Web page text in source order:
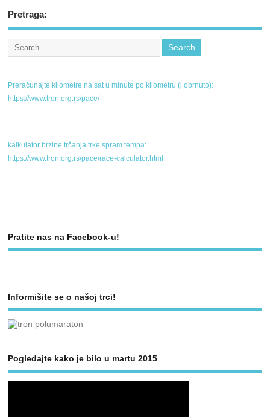
Pretraga:
Preračunajte kilometre na sat u minute po kilometru (i obrnuto):
https://www.tron.org.rs/pace/
kalkulator brzine trčanja trke spram tempa:
https://www.tron.org.rs/pace/race-calculator.html
Pratite nas na Facebook-u!
Informišite se o našoj trci!
Pogledajte kako je bilo u martu 2015